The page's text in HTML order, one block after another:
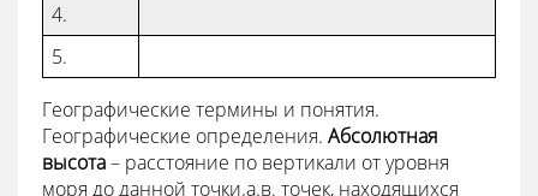
4.
5.
Географические термины и понятия.
Географические определения. Абсолютная
высота– расстояние по вертикали от уровня
моря до данной точки.а.в. точек, находящихся